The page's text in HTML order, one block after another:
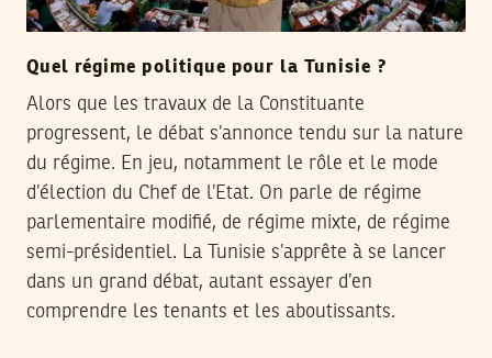
Quel régime politique pour la Tunisie ?
Alors que les travaux de la Constituante
progressent, le débat s’annonce tendu sur la nature
du régime. En jeu, notamment le rôle et le mode
d’élection du Chef de l’Etat. On parle de régime
parlementaire modifié, de régime mixte, de régime
semi-présidentiel. La Tunisie s’apprête à se lancer
dans un grand débat, autant essayer d’en
comprendre les tenants et les aboutissants.